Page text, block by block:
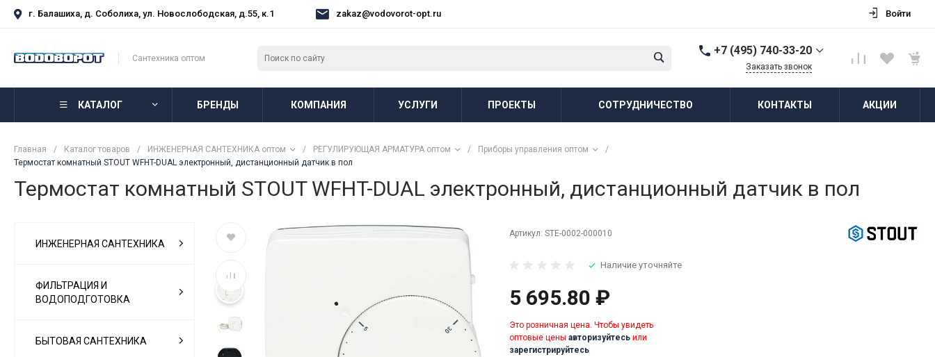
г. Балашиха, д. Соболиха, ул. Новослободская, д.55, к.1 zakaz@vodovorot-opt.ru Войти
Сантехника оптом
+7 (495) 740-33-20
г. Балашиха, д.
Заказать звонок
КАТАЛОГ БРЕНДЫ КОМПАНИЯ УСЛУГИ ПРОЕКТЫ СОТРУДНИЧЕСТВО КОНТАКТЫ АКЦИИ
Главная / Каталог товаров / ИНЖЕНЕРНАЯ САНТЕХНИКА оптом / РЕГУЛИРУЮЩАЯ АРМАТУРА оптом / Приборы управления оптом
/
Термостат комнатный STOUT WFHT-DUAL электронный, дистанционный датчик в пол
Термостат комнатный STOUT WFHT-DUAL электронный, дистанционный датчик в пол
ИНЖЕНЕРНАЯ САНТЕХНИКА
ФИЛЬТРАЦИЯ И
ВОДОПОДГОТОВКА
БЫТОВАЯ САНТЕХНИКА
Артикул: STE-0002-000010
Наличие уточняйте
5 695.80 ₽
Это розничная цена. Чтобы увидеть
оптовые цены авторизуйтесьили
зарегистрируйтесь